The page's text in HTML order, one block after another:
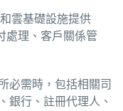
雲基礎設施提供
處理、客戶關係管
必需時，包括相關司
銀行、註冊代理人、